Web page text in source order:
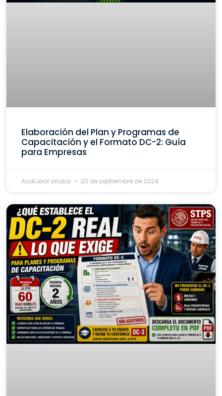
Elaboración del Plan y Programas de
Capacitación y el Formato DC-2: Guía
para Empresas
Asdrubal Urrutia 30 de septiembre de 2024